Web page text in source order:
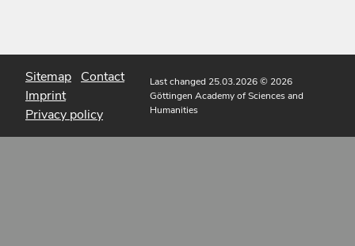
Sitemap Contact
Imprint
Privacy policy
Last changed 25.03.2026© 2026
Göttingen Academy of Sciences and
Humanities